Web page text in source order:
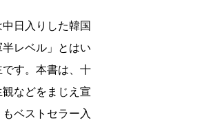
日入りした韓国
レベル」とはい
す。本書は、十
などをまじえ宣
ベストセラー入